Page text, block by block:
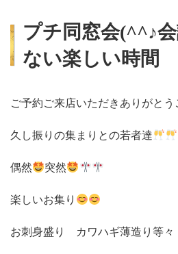
プチ同窓会(^^♪
ない楽しい時間
ご予約ご来店いただきありがとう
久し振りの集まりとの若者達
偶然 突然
楽しいお集り
お刺身盛り カワハギ薄造り等々